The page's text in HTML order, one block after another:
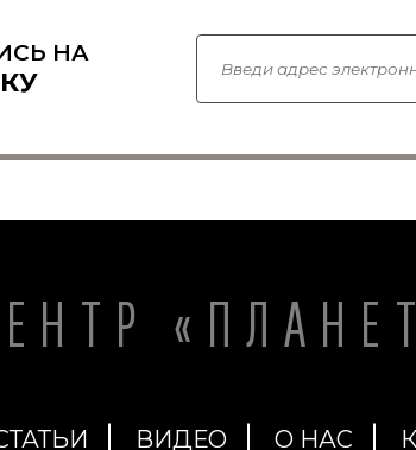
НА
ВИДЕО О НАС